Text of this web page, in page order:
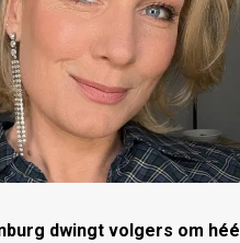
dwingt volgers om héél